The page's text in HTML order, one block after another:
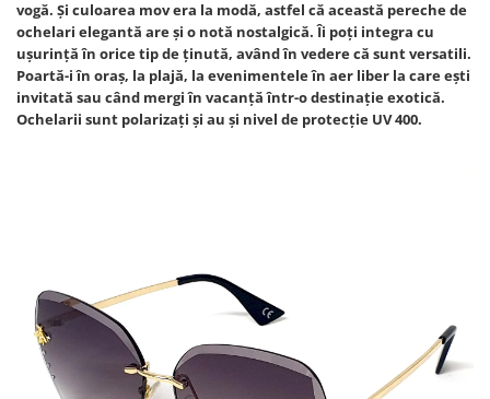
vogă. Și culoarea mov era la modă, astfel că această pereche de
ochelari elegantă are și o notă nostalgică. Îi poți integra cu
ușurință în orice tip de ținută, având în vedere că sunt versatili.
Poartă-i în oraș, la plajă, la evenimentele în aer liber la care ești
invitată sau când mergi în vacanță într-o destinație exotică.
Ochelarii sunt polarizați și au și nivel de protecție UV 400.